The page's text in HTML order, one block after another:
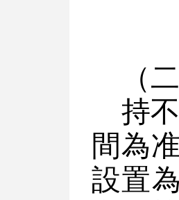
（
持
間為
設置